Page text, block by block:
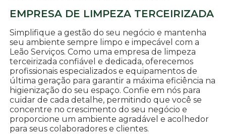
EMPRESA DE LIMPEZA TERCEIRIZADA
Simplifique a gestão do seu negócio e mantenha
seu ambiente sempre limpo e impecável com a
Leão Serviços. Como uma empresa de limpeza
terceirizada confiável e dedicada, oferecemos
profissionais especializados e equipamentos de
última geração para garantir a máxima eficiência na
higienização do seu espaço. Confie em nós para
cuidar de cada detalhe, permitindo que você se
concentre no crescimento do seu negócio e
proporcione um ambiente agradável e acolhedor
para seus colaboradores e clientes.